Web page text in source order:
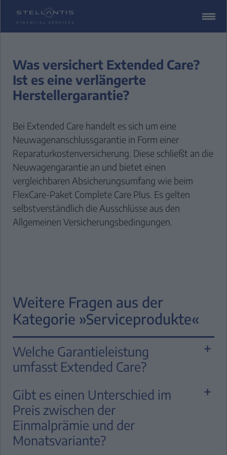
Was versichert Extended Care?
Ist es eine verlängerte
Herstellergarantie?
Bei Extended Care handelt es sich um eine
Neuwagenanschlussgarantie in Form einer
Reparaturkostenversicherung. Diese schließt an die
Neuwagengarantie an und bietet einen
vergleichbaren Absicherungsumfang wie beim
FlexCare-Paket Complete Care Plus. Es gelten
selbstverständlich die Ausschlüsse aus den
Allgemeinen Versicherungsbedingungen.
Weitere Fragen aus der
Kategorie »Serviceprodukte«
Welche Garantieleistung
umfasst Extended Care?
Versicherungsschutz besteht für
versicherte Fahrzeugteile, die während der
Dauer des Versicherungsschutzes ihre
Funktionsfähigkeit unmittelbar und nicht
infolge eines Defekts eines nicht vom
Gibt es einen Unterschied im
Preis zwischen der
Einmalprämie und der
Monatsvariante?